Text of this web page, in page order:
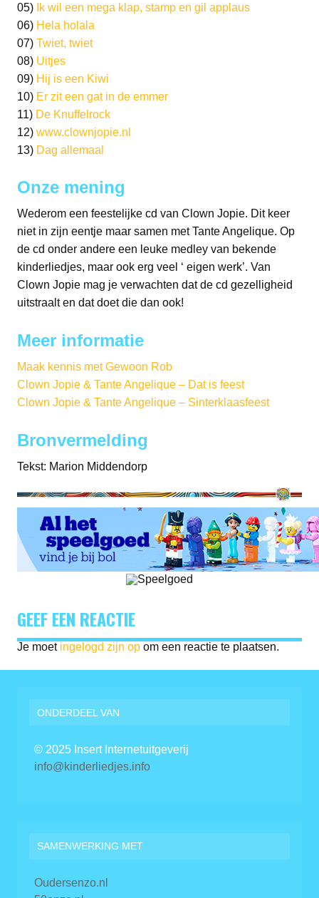
05) Ik wil een mega klap, stamp en gil applaus
06) Hela holala
07) Twiet, twiet
08) Uitjes
09) Hij is een Kiwi
10) Er zit een gat in de emmer
11) De Knuffelrock
12) www.clownjopie.nl
13) Dag allemaal
Onze mening
Wederom een feestelijke cd van Clown Jopie. Dit keer
niet in zijn eentje maar samen met Tante Angelique. Op
de cd onder andere een leuke medley van bekende
kinderliedjes, maar ook erg veel ‘ eigen werk’. Van
Clown Jopie mag je verwachten dat de cd gezelligheid
uitstraalt en dat doet die dan ook!
Meer informatie
Maak kennis met Gewoon Rob
Clown Jopie & Tante Angelique – Dat is feest
Clown Jopie & Tante Angelique – Sinterklaasfeest
Bronvermelding
Tekst: Marion Middendorp
GEEF EEN REACTIE
Je moet ingelogd zijn op om een reactie te plaatsen.
ONDERDEEL VAN
© 2025 Insert Internetuitgeverij
info@kinderliedjes.info
SAMENWERKING MET
Oudersenzo.nl